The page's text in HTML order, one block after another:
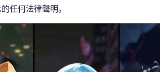
任何法律聲明。